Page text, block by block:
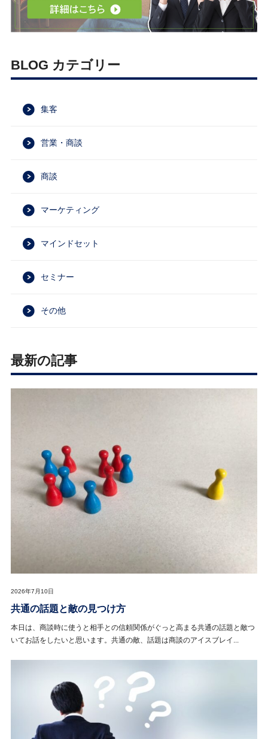
BLOG カテゴリー
集客
営業・商談
商談
マーケティング
マインドセット
セミナー
その他
最新の記事
2026年7月10日
共通の話題と敵の見つけ方
本日は、商談時に使うと相手との信頼関係がぐっと高まる共通の話題と敵つ
いてお話をしたいと思います。共通の敵、話題は商談のアイスブレイ...